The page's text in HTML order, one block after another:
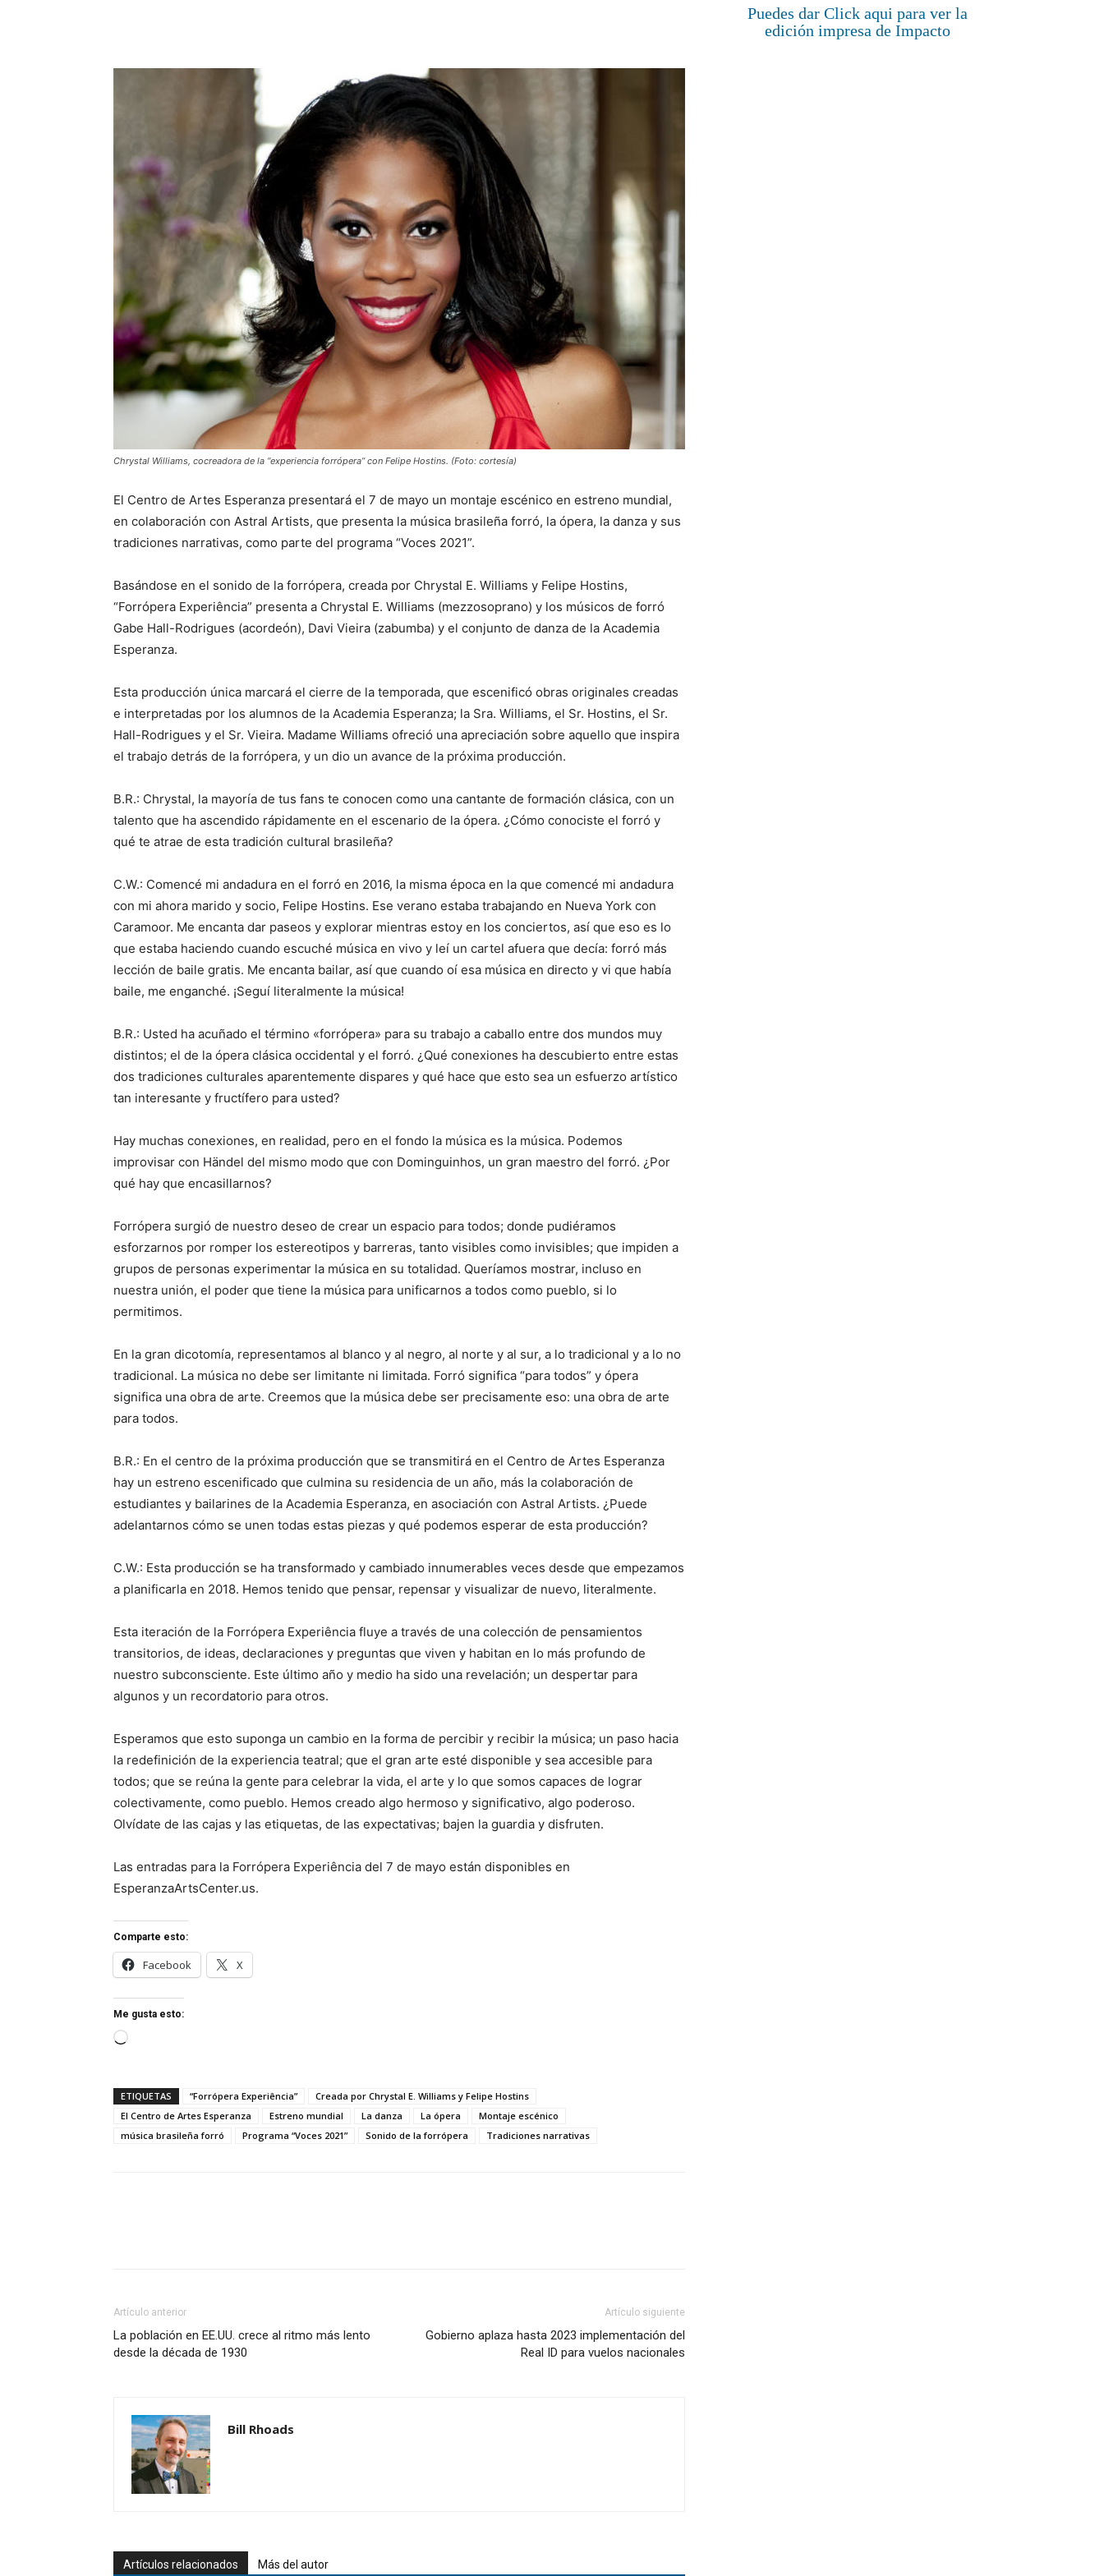
Chrystal Williams, cocreadora de la “experiencia forrópera” con Felipe Hostins. (Foto: cortesía)
El Centro de Artes Esperanza presentará el 7 de mayo un montaje escénico en estreno mundial,
en colaboración con Astral Artists, que presenta la música brasileña forró, la ópera, la danza y sus
tradiciones narrativas, como parte del programa “Voces 2021”.
Basándose en el sonido de la forrópera, creada por Chrystal E. Williams y Felipe Hostins,
“Forrópera Experiência” presenta a Chrystal E. Williams (mezzosoprano) y los músicos de forró
Gabe Hall-Rodrigues (acordeón), Davi Vieira (zabumba) y el conjunto de danza de la Academia
Esperanza.
Esta producción única marcará el cierre de la temporada, que escenificó obras originales creadas
e interpretadas por los alumnos de la Academia Esperanza; la Sra. Williams, el Sr. Hostins, el Sr.
Hall-Rodrigues y el Sr. Vieira. Madame Williams ofreció una apreciación sobre aquello que inspira
el trabajo detrás de la forrópera, y un dio un avance de la próxima producción.
B.R.: Chrystal, la mayoría de tus fans te conocen como una cantante de formación clásica, con un
talento que ha ascendido rápidamente en el escenario de la ópera. ¿Cómo conociste el forró y
qué te atrae de esta tradición cultural brasileña?
C.W.: Comencé mi andadura en el forró en 2016, la misma época en la que comencé mi andadura
con mi ahora marido y socio, Felipe Hostins. Ese verano estaba trabajando en Nueva York con
Caramoor. Me encanta dar paseos y explorar mientras estoy en los conciertos, así que eso es lo
que estaba haciendo cuando escuché música en vivo y leí un cartel afuera que decía: forró más
lección de baile gratis. Me encanta bailar, así que cuando oí esa música en directo y vi que había
baile, me enganché. ¡Seguí literalmente la música!
B.R.: Usted ha acuñado el término «forrópera» para su trabajo a caballo entre dos mundos muy
distintos; el de la ópera clásica occidental y el forró. ¿Qué conexiones ha descubierto entre estas
dos tradiciones culturales aparentemente dispares y qué hace que esto sea un esfuerzo artístico
tan interesante y fructífero para usted?
Hay muchas conexiones, en realidad, pero en el fondo la música es la música. Podemos
improvisar con Händel del mismo modo que con Dominguinhos, un gran maestro del forró. ¿Por
qué hay que encasillarnos?
Forrópera surgió de nuestro deseo de crear un espacio para todos; donde pudiéramos
esforzarnos por romper los estereotipos y barreras, tanto visibles como invisibles; que impiden a
grupos de personas experimentar la música en su totalidad. Queríamos mostrar, incluso en
nuestra unión, el poder que tiene la música para unificarnos a todos como pueblo, si lo
permitimos.
En la gran dicotomía, representamos al blanco y al negro, al norte y al sur, a lo tradicional y a lo no
tradicional. La música no debe ser limitante ni limitada. Forró significa “para todos” y ópera
significa una obra de arte. Creemos que la música debe ser precisamente eso: una obra de arte
para todos.
B.R.: En el centro de la próxima producción que se transmitirá en el Centro de Artes Esperanza
hay un estreno escenificado que culmina su residencia de un año, más la colaboración de
estudiantes y bailarines de la Academia Esperanza, en asociación con Astral Artists. ¿Puede
adelantarnos cómo se unen todas estas piezas y qué podemos esperar de esta producción?
C.W.: Esta producción se ha transformado y cambiado innumerables veces desde que empezamos
a planificarla en 2018. Hemos tenido que pensar, repensar y visualizar de nuevo, literalmente.
Esta iteración de la Forrópera Experiência fluye a través de una colección de pensamientos
transitorios, de ideas, declaraciones y preguntas que viven y habitan en lo más profundo de
nuestro subconsciente. Este último año y medio ha sido una revelación; un despertar para
algunos y un recordatorio para otros.
Esperamos que esto suponga un cambio en la forma de percibir y recibir la música; un paso hacia
la redefinición de la experiencia teatral; que el gran arte esté disponible y sea accesible para
todos; que se reúna la gente para celebrar la vida, el arte y lo que somos capaces de lograr
colectivamente, como pueblo. Hemos creado algo hermoso y significativo, algo poderoso.
Olvídate de las cajas y las etiquetas, de las expectativas; bajen la guardia y disfruten.
Las entradas para la Forrópera Experiência del 7 de mayo están disponibles en
EsperanzaArtsCenter.us.
Comparte esto:
Facebook X
Me gusta esto:
Cargando...
ETIQUETAS “Forrópera Experiência”
Creada por Chrystal E. Williams y Felipe Hostins
El Centro de Artes Esperanza
Estreno mundial La danza La ópera
Montaje escénico
música brasileña forró
Programa “Voces 2021” Sonido de la forrópera Tradiciones narrativas
Artículo anterior
La población en EE.UU. crece al ritmo más lento
desde la década de 1930
Artículo siguiente
Gobierno aplaza hasta 2023 implementación del
Real ID para vuelos nacionales
Bill Rhoads
Artículos relacionados Más del autor
Puedes dar Click aqui para ver la
edición impresa de Impacto